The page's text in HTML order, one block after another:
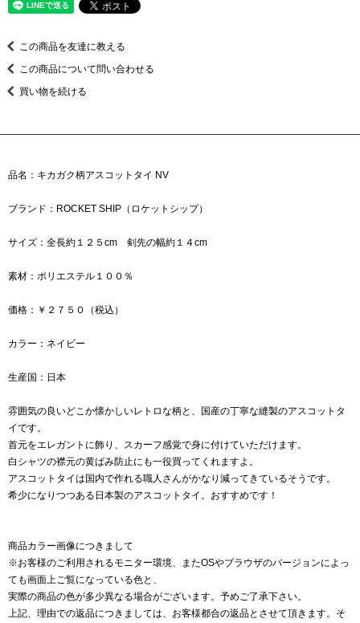
この商品を友達に教える
この商品について問い合わせる
買い物を続ける
品名：キカガク柄アスコットタイ NV
ブランド：ROCKET SHIP（ロケットシップ）
サイズ：全長約１２５cm 剣先の幅約１４cm
素材：ポリエステル１００％
価格：￥２７５０（税込）
カラー：ネイビー
生産国：日本
雰囲気の良いどこか懐かしいレトロな柄と、国産の丁寧な縫製のアスコットタ
イです。
首元をエレガントに飾り、スカーフ感覚で身に付けていただけます。
白シャツの襟元の黄ばみ防止にも一役買ってくれますよ。
アスコットタイは国内で作れる職人さんがかなり減ってきているそうです。
希少になりつつある日本製のアスコットタイ。おすすめです！
商品カラー画像につきまして
※お客様のご利用されるモニター環境、またOSやブラウザのバージョンによっ
ても画面上ご覧になっている色と、
実際の商品の色が多少異なる場合がございます。予めご了承下さい。
上記、理由での返品につきましては、お客様都合の返品とさせて頂きます。そ